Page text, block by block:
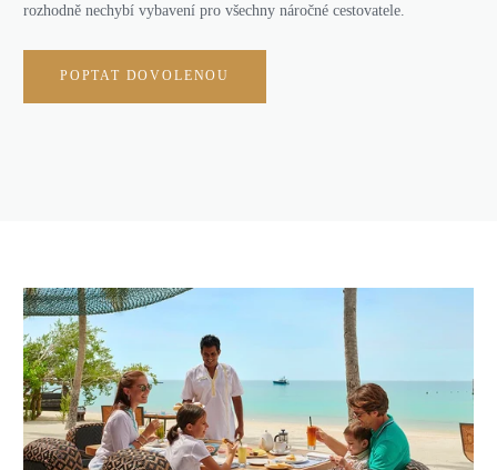
rozhodně nechybí vybavení pro všechny náročné cestovatele.
POPTAT DOVOLENOU